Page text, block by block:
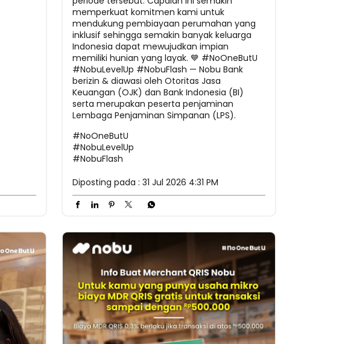
memperkuat komitmen kami untuk
mendukung pembiayaan perumahan yang
inklusif sehingga semakin banyak keluarga
Indonesia dapat mewujudkan impian
memiliki hunian yang layak. 💙 #NoOneButU
#NobuLevelUp #NobuFlash — Nobu Bank
berizin & diawasi oleh Otoritas Jasa
Keuangan (OJK) dan Bank Indonesia (BI)
serta merupakan peserta penjaminan
Lembaga Penjaminan Simpanan (LPS).
#NoOneButU
#NobuLevelUp
#NobuFlash
Diposting pada : 31 Jul 2026 4:31 PM